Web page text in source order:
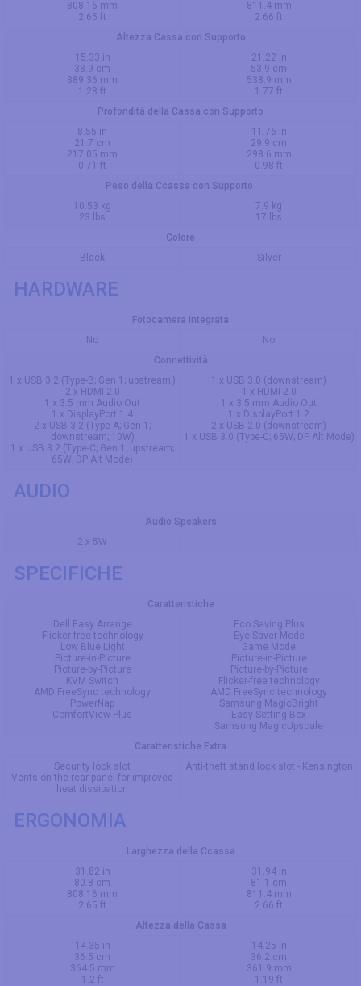
808.16 mm
2.65 ft
811.4 mm
2.66 ft
Altezza Cassa con Supporto
15.33 in
38.9 cm
389.36 mm
1.28 ft
21.22 in
53.9 cm
538.9 mm
1.77 ft
Profondità della Cassa con Supporto
8.55 in
21.7 cm
217.05 mm
0.71 ft
11.76 in
29.9 cm
298.6 mm
0.98 ft
Peso della Ccassa con Supporto
10.53 kg
23 lbs
7.9 kg
17 lbs
Colore
Black
Silver
HARDWARE
Fotocamera Integrata
No
No
Connettività
1 x USB 3.2 (Type-B; Gen 1; upstream;)
2 x HDMI 2.0
1 x 3.5 mm Audio Out
1 x DisplayPort 1.4
2 x USB 3.2 (Type-A; Gen 1;
downstream; 10W)
1 x USB 3.2 (Type-C; Gen 1; upstream;
65W; DP Alt Mode)
1 x USB 3.0 (downstream)
1 x HDMI 2.0
1 x 3.5 mm Audio Out
1 x DisplayPort 1.2
2 x USB 2.0 (downstream)
1 x USB 3.0 (Type-C; 65W; DP Alt Mode)
AUDIO
Audio Speakers
2 x 5W
SPECIFICHE
Caratteristiche
Dell Easy Arrange
Flicker-free technology
Low Blue Light
Picture-in-Picture
Picture-by-Picture
KVM Switch
AMD FreeSync technology
PowerNap
ComfortView Plus
Eco Saving Plus
Eye Saver Mode
Game Mode
Picture-in-Picture
Picture-by-Picture
Flicker-free technology
AMD FreeSync technology
Samsung MagicBright
Easy Setting Box
Samsung MagicUpscale
Caratteristiche Extra
Security lock slot
Vents on the rear panel for improved
heat dissipation
Anti-theft stand lock slot - Kensington
ERGONOMIA
Larghezza della Ccassa
31.82 in
80.8 cm
808.16 mm
2.65 ft
31.94 in
81.1 cm
811.4 mm
2.66 ft
Altezza della Cassa
14.35 in
36.5 cm
364.5 mm
1.2 ft
14.25 in
36.2 cm
361.9 mm
1.19 ft